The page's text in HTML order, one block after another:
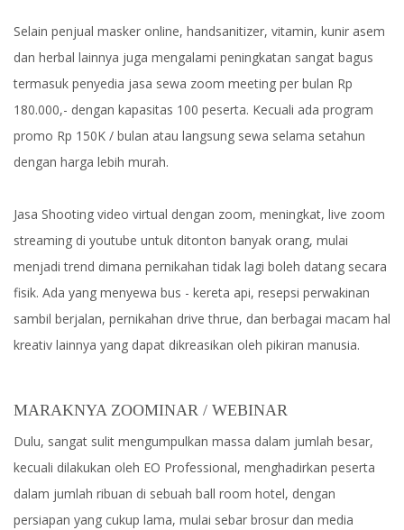
Selain penjual masker online, handsanitizer, vitamin, kunir asem
dan herbal lainnya juga mengalami peningkatan sangat bagus
termasuk penyedia jasa sewa zoom meeting per bulan Rp
180.000,- dengan kapasitas 100 peserta. Kecuali ada program
promo Rp 150K / bulan atau langsung sewa selama setahun
dengan harga lebih murah.
Jasa Shooting video virtual dengan zoom, meningkat, live zoom
streaming di youtube untuk ditonton banyak orang, mulai
menjadi trend dimana pernikahan tidak lagi boleh datang secara
fisik. Ada yang menyewa bus - kereta api, resepsi perwakinan
sambil berjalan, pernikahan drive thrue, dan berbagai macam hal
kreativ lainnya yang dapat dikreasikan oleh pikiran manusia.
MARAKNYA ZOOMINAR / WEBINAR
Dulu, sangat sulit mengumpulkan massa dalam jumlah besar,
kecuali dilakukan oleh EO Professional, menghadirkan peserta
dalam jumlah ribuan di sebuah ball room hotel, dengan
persiapan yang cukup lama, mulai sebar brosur dan media